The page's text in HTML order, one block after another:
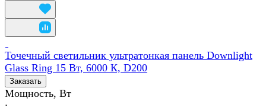
Точечный светильник ультратонкая панель Downlight
Glass Ring 15 Вт, 6000 К, D200
Заказать
Мощность, Вт